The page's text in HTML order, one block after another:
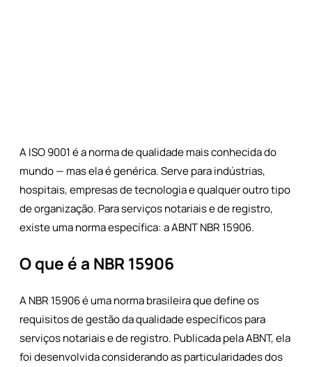
A ISO 9001 é a norma de qualidade mais conhecida do
mundo — mas ela é genérica. Serve para indústrias,
hospitais, empresas de tecnologia e qualquer outro tipo
de organização. Para serviços notariais e de registro,
existe uma norma específica: a ABNT NBR 15906.
O que é a NBR 15906
A NBR 15906 é uma norma brasileira que define os
requisitos de gestão da qualidade específicos para
serviços notariais e de registro. Publicada pela ABNT, ela
foi desenvolvida considerando as particularidades dos